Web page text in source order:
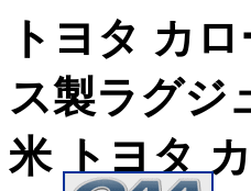
トヨタ カ
ス製ラグジ
米 トヨタ